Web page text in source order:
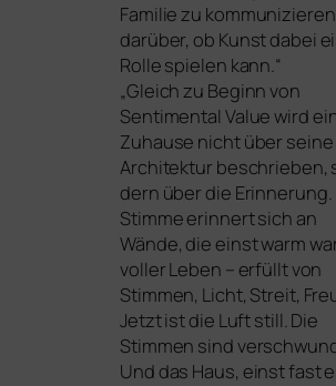
Familie zu
dar­über, ob Kunst dabei
Rolle spie­len kann.“
„Gleich zu Beginn von
Sentimental Valuewird
Zuhause nicht über sei­ne
Architektur
dern über die Erinnerung.
Stimme erin­nert sich an
Wände, die einst warm
vol­ler Leben – erfüllt von
Stimmen, Licht, Streit,
Jetzt ist die Luft still. Die
Stimmen sind
Und das Haus, einst fast